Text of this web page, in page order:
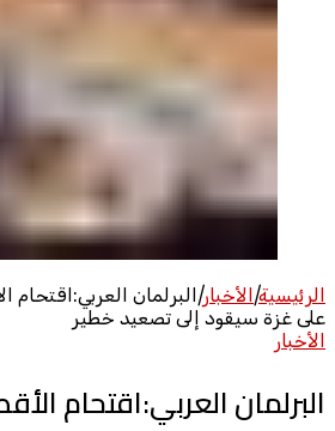
الرئيسية|الأخبار|البرلمان العربي:اقتحام
على غزة سيقود إلى تصعيد خطير
الأخبار
البرلمان العربي:اقتحام